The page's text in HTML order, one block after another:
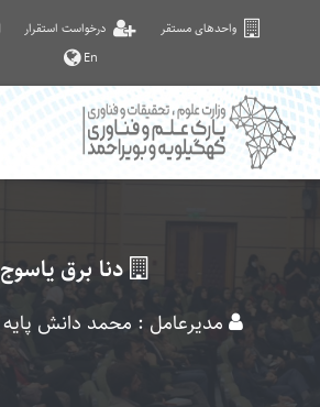
واحدهای مستقر درخواست استقرار
En
دنا برق یاسوج
مدیرعامل : محمد دانش پایه